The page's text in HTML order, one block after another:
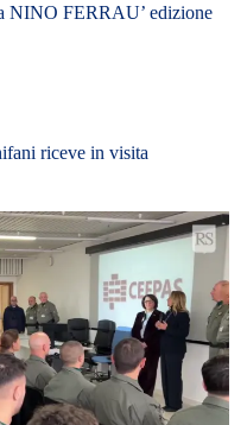
NINO FERRAU’ edizione
riceve in visita